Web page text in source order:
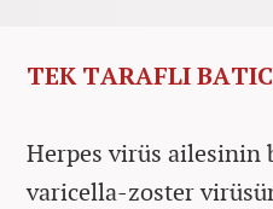
TEK TARAFLI
Herpes virüs ailesinin
varicella-zoster